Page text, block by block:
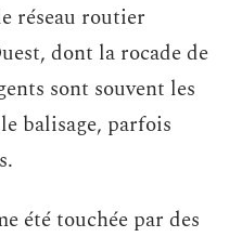
réseau routier
dont la rocade de
sont souvent les
balisage, parfois
été touchée par des